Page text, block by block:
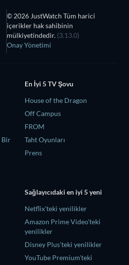
© 2026 JustWatch Tüm harici
içerikler hak sahibinin
mülkiyetindedir. (3.13.0)
Onay Yönetimi
Bir
En İyi 5 TV Şovu
House of the Dragon
Off Campus
FROM
Taht Oyunları
Prens
Sağlayıcıdaki en iyi 5 yeni
Netflix'teki yenilikler
Amazon Prime Video'teki
yenilikler
Disney Plus'teki yenilikler
YouTube Premium'teki